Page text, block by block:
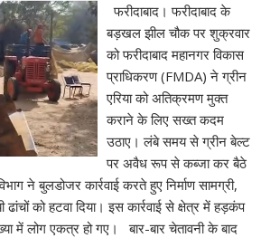
फरीदाबाद। फरीदाबाद के
बड़खल झील चौक पर शुक्रवार
को फरीदाबाद महानगर विकास
प्राधिकरण (FMDA) ने ग्रीन
एरिया को अतिक्रमण मुक्त
कराने के लिए सख्त कदम
उठाए। लंबे समय से ग्रीन बेल्ट
पर अवैध रूप से कब्जा कर बैठे
ने बुलडोजर कार्रवाई करते हुए निर्माण सामग्री,
को हटवा दिया। इस कार्रवाई से क्षेत्र में हड़कंप
में लोग एकत्र हो गए। बार-बार चेतावनी के बाद